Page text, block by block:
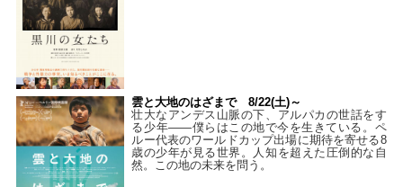
雲と大地のはざまで 8/22(土)～
壮大なアンデス山脈の下、アルパカの世話をす
る少年――僕らはこの地で今を生きている。ペ
ルー代表のワールドカップ出場に期待を寄せる8
歳の少年が見る世界。人知を超えた圧倒的な自
然。この地の未来を問う。